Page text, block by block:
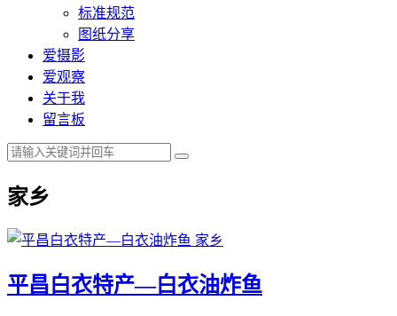
标准规范
图纸分享
爱摄影
爱观察
关于我
留言板
家乡
家乡
平昌白衣特产—白衣油炸鱼